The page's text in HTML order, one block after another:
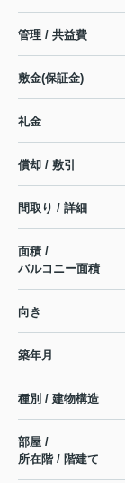
管理 / 共益費
敷金(保証金)
礼金
償却 / 敷引
間取り / 詳細
面積 /
バルコニー面積
向き
築年月
種別 / 建物構造
部屋 /
所在階 / 階建て